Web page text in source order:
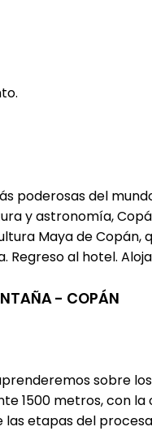
poderosas del
y astronomía,
Maya de Copán,
Regreso al hotel.
- COPÁN
sobre
1500 metros, con
etapas del